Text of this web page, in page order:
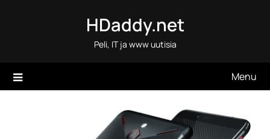
HDaddy.net
Peli, IT ja www uutisia
Menu